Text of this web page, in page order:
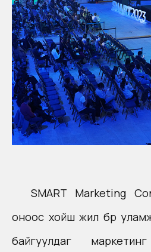
SMART Marketing
оноос хойш жил бүр
байгуулдаг